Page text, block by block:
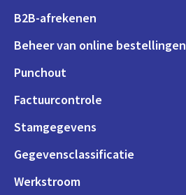
B2B-afrekenen
Beheer van online bestellingen
Punchout
Factuurcontrole
Stamgegevens
Gegevensclassificatie
Werkstroom